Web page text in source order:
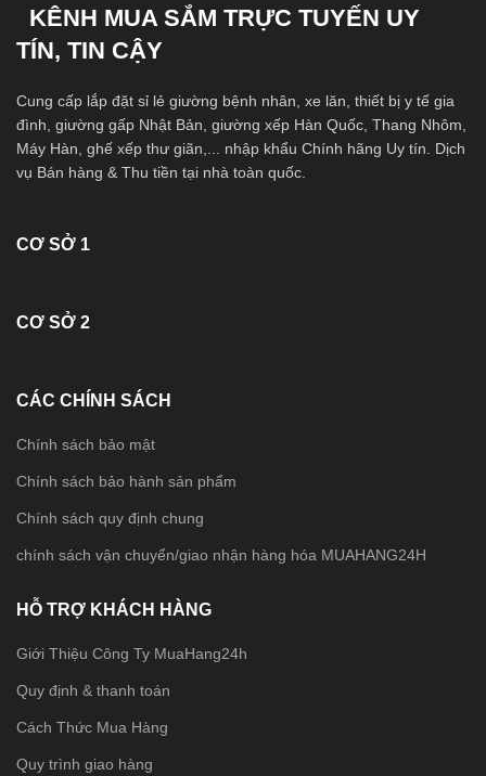
KÊNH MUA SẮM TRỰC TUYẾN UY
TÍN, TIN CẬY
Cung cấp lắp đặt sỉ lẻ giường bệnh nhân, xe lăn, thiết bị y tế gia
đình, giường gấp Nhật Bản, giường xếp Hàn Quốc, Thang Nhôm,
Máy Hàn, ghế xếp thư giãn,... nhập khẩu Chính hãng Uy tín. Dịch
vụ Bán hàng & Thu tiền tại nhà toàn quốc.
CƠ SỞ 1
CƠ SỞ 2
CÁC CHÍNH SÁCH
Chính sách bảo mật
Chính sách bảo hành sản phẩm
Chính sách quy định chung
chính sách vận chuyển/giao nhận hàng hóa MUAHANG24H
HỖ TRỢ KHÁCH HÀNG
Giới Thiệu Công Ty MuaHang24h
Quy định & thanh toán
Cách Thức Mua Hàng
Quy trình giao hàng